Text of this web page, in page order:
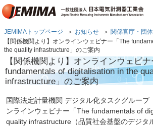
JEMIMAトップページ お知らせ
関係官庁・団体
【関係機関より】オンラインウェビナー「The
the quality infrastructure」のご案内
【関係機関より】オンラインウェビ
fundamentals of digitalisation in the
infrastructure」のご案内
国際法定計量機関 デジタル化タスクグループ
ンラインウェビナー「The fundamentals of
quality infrastructure（品質社会基盤のデジタ